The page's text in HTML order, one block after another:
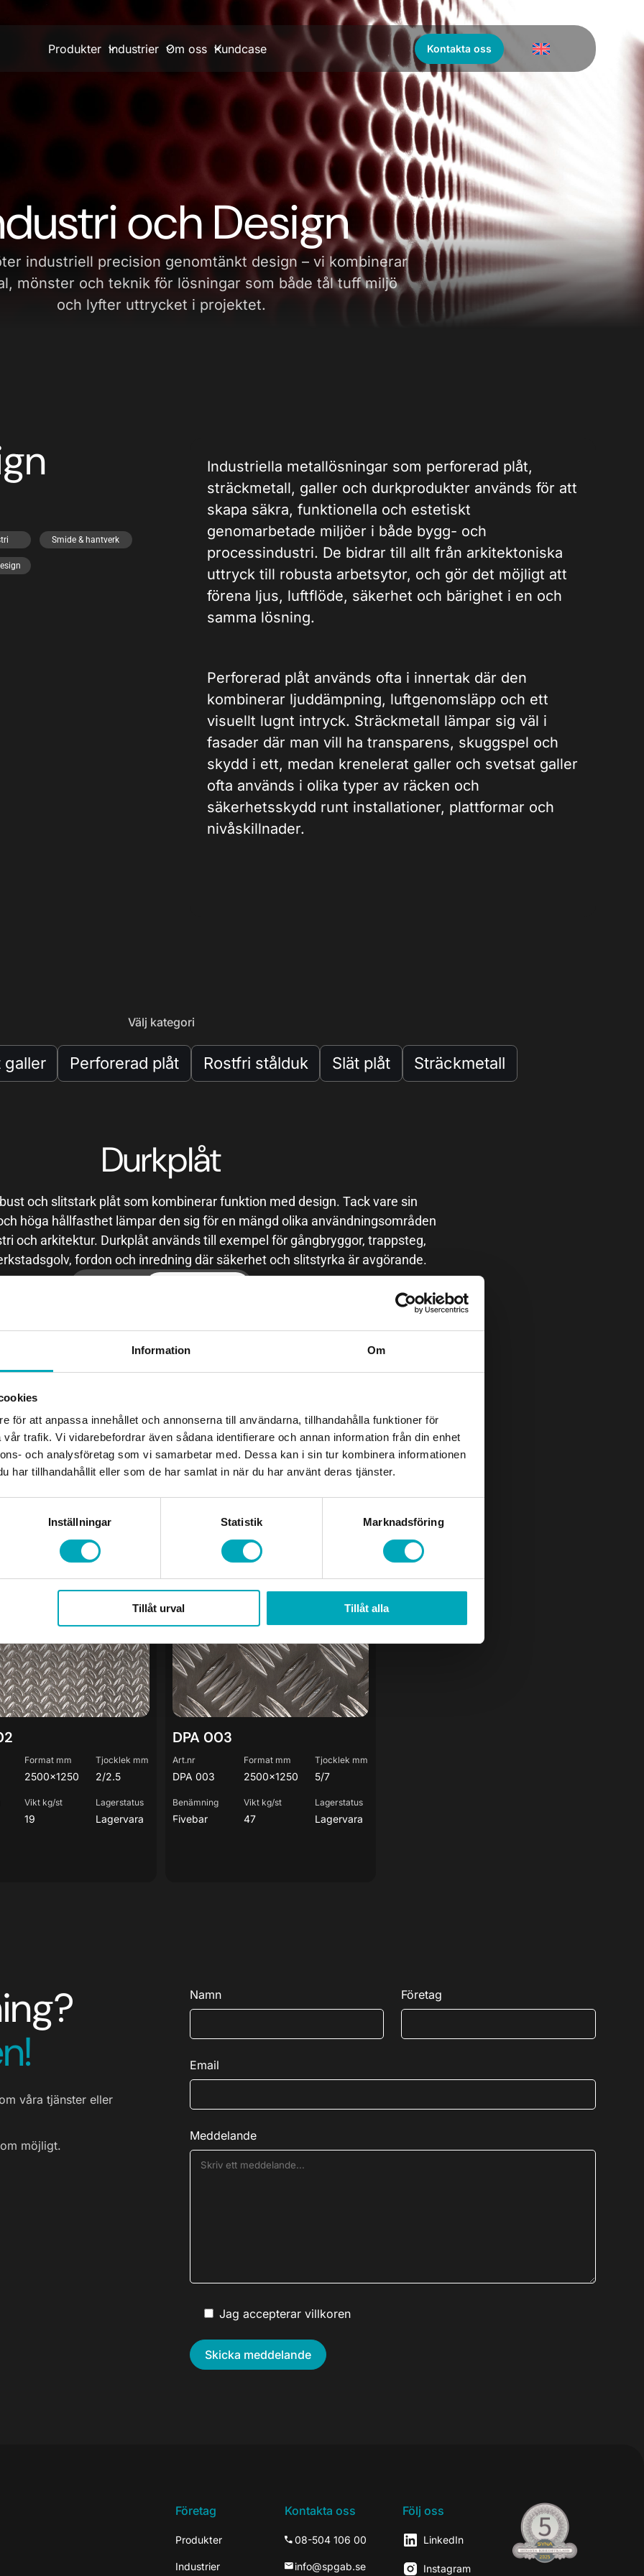
Information Om
för att anpassa innehållet och annonserna till användarna, tillhandahålla funktioner för
trafik. Vi vidarebefordrar även sådana identifierare och annan information från din enhet
och analysföretag som vi samarbetar med. Dessa kan i sin tur kombinera informationen
har tillhandahållit eller som de har samlat in när du har använt deras tjänster.
Inställningar Statistik Marknadsföring
Tillåt urval Tillåt alla
Produkter Industrier Om oss Kundcase Kontakta oss
och Design
industriell precision genomtänkt design – vi kombinerar
mönster och teknik för lösningar som både tål tuff miljö
och lyfter uttrycket i projektet.
Industriella metallösningar som perforerad plåt,
sträckmetall, galler och durkprodukter används för att
skapa säkra, funktionella och estetiskt
genomarbetade miljöer i både bygg- och
processindustri. De bidrar till allt från arkitektoniska
uttryck till robusta arbetsytor, och gör det möjligt att
förena ljus, luftflöde, säkerhet och bärighet i en och
samma lösning.
Perforerad plåt används ofta i innertak där den
kombinerar ljuddämpning, luftgenomsläpp och ett
visuellt lugnt intryck. Sträckmetall lämpar sig väl i
fasader där man vill ha transparens, skuggspel och
skydd i ett, medan krenelerat galler och svetsat galler
ofta används i olika typer av räcken och
säkerhetsskydd runt installationer, plattformar och
nivåskillnader.
Smide & hantverk
Välj kategori
galler Perforerad plåt Rostfri stålduk Slät plåt
Sträckmetall
Durkplåt
och slitstark plåt som kombinerar funktion med design. Tack vare sin
höga hållfasthet lämpar den sig för en mängd olika användningsområden
och arkitektur. Durkplåt används till exempel för gångbryggor, trappsteg,
fordon och inredning där säkerhet och slitstyrka är avgörande.
Välj underkategori
Durkplåt
Durkplåt
Format mm
2500×1250
Tjocklek mm
2/2.5
Vikt kg/st
19
Lagerstatus
Lagervara
DPA 003
Art.nr
DPA 003
Format mm
2500×1250
Tjocklek mm
5/7
Benämning
Fivebar
Vikt kg/st
47
Lagerstatus
Lagervara
våra tjänster eller
möjligt.
Namn Företag
Email
Meddelande
Jag accepterar villkoren
Företag
Produkter
Industrier
Kontakta oss
08-504 106 00
info@spgab.se
Följ oss
LinkedIn
Instagram